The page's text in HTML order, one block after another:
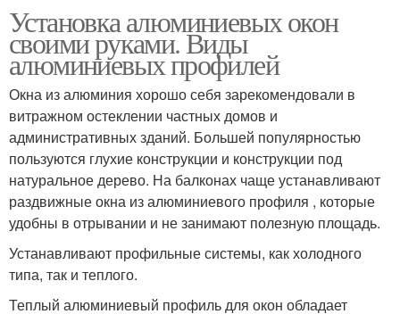
Установка алюминиевых окон
своими руками. Виды
алюминиевых профилей
Окна из алюминия хорошо себя зарекомендовали в
витражном остеклении частных домов и
административных зданий. Большей популярностью
пользуются глухие конструкции и конструкции под
натуральное дерево. На балконах чаще устанавливают
раздвижные окна из алюминиевого профиля , которые
удобны в отрывании и не занимают полезную площадь.
Устанавливают профильные системы, как холодного
типа, так и теплого.
Теплый алюминиевый профиль для окон обладает